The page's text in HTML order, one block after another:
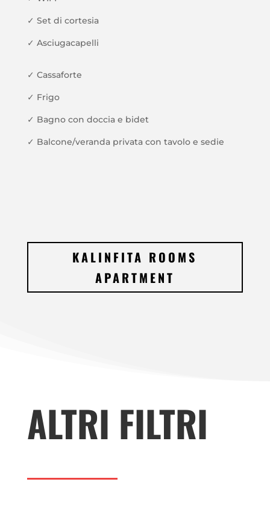
✓ Set di cortesia
✓ Asciugacapelli
✓ Cassaforte
✓ Frigo
✓ Bagno con doccia e bidet
✓ Balcone/veranda privata con tavolo e sedie
KALINFITA ROOMS
APARTMENT
ALTRI FILTRI